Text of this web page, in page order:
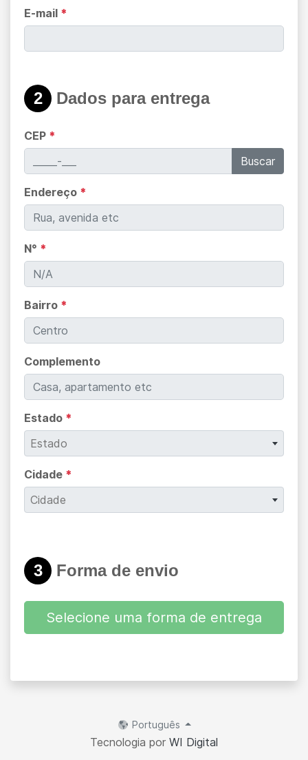
E-mail *
2 Dados para entrega
CEP *
Buscar
Endereço *
N° *
Bairro *
Complemento
Estado *
Estado
Cidade *
Cidade
3 Forma de envio
Selecione uma forma de entrega
Português
Tecnologia por WI Digital